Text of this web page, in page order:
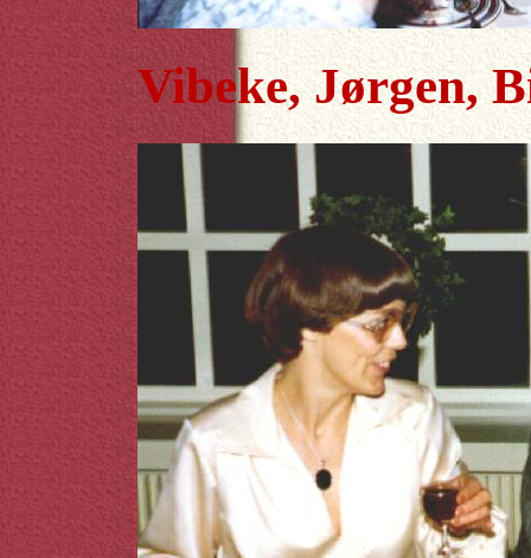
Vibeke, Jørgen,